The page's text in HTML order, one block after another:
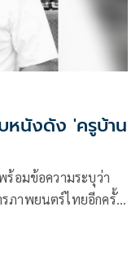
หนังดัง 'ครูบ้าน
อมข้อความระบุว่า
ภาพยนตร์ไทยอีกครั้ง